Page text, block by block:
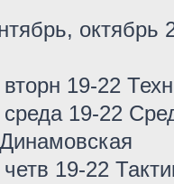
октябрь
19-22
19-22
19-22